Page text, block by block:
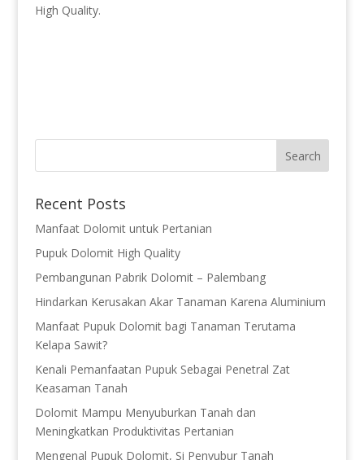
High Quality.
Recent Posts
Manfaat Dolomit untuk Pertanian
Pupuk Dolomit High Quality
Pembangunan Pabrik Dolomit – Palembang
Hindarkan Kerusakan Akar Tanaman Karena Aluminium
Manfaat Pupuk Dolomit bagi Tanaman Terutama
Kelapa Sawit?
Kenali Pemanfaatan Pupuk Sebagai Penetral Zat
Keasaman Tanah
Dolomit Mampu Menyuburkan Tanah dan
Meningkatkan Produktivitas Pertanian
Mengenal Pupuk Dolomit, Si Penyubur Tanah